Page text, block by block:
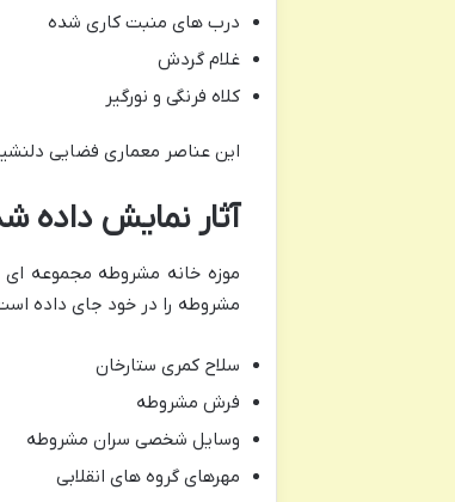
درب های منبت کاری شده
غلام گردش
کلاه فرنگی و نورگیر
این عناصر معماری فضایی
آثار نمایش داده
موزه خانه مشروطه مجموعه
مشروطه را در خود جای داده
سلاح کمری ستارخان
فرش مشروطه
وسایل شخصی سران مشروطه
مهرهای گروه های انقلابی